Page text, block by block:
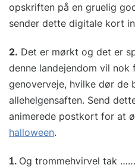
opskriften på en gruelig
sender dette digitale kort
2. Det er mørkt og det er
denne landejendom vil
genoverveje, hvilke dør de
allehelgensaften. Send
animerede postkort for at
halloween.
1. Og trommehvirvel tak